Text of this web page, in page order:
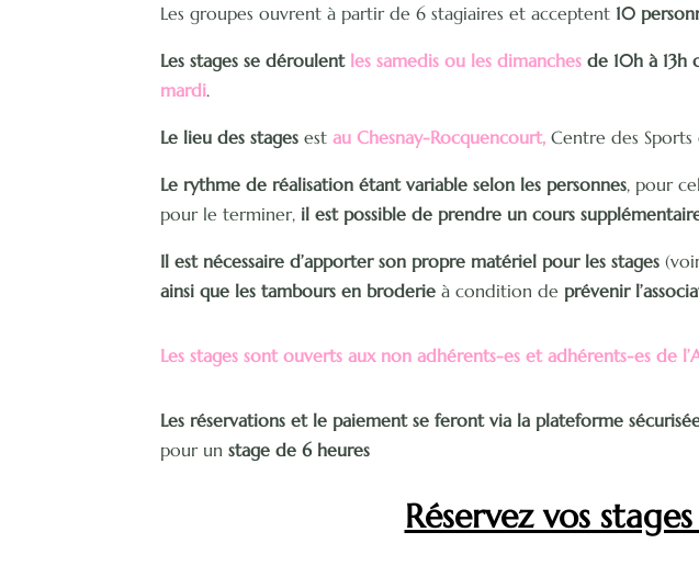
Les groupes ouvrent à partir de 6 stagiaires et acceptent 10
Les stages se déroulent les samedis ou les dimanches de 10h à 13h
mardi.
Le lieu des stages estau Chesnay-Rocquencourt,Centre des Sports
Le rythme de réalisation étant variable selon les personnes, pour
pour le terminer, il est possible de prendre un cours
Il est nécessaire d’apporter son propre matériel pour les stages
ainsi que les tambours en broderie à condition de prévenir
Les stages sont ouverts aux non adhérents-es et adhérents-es de
Les réservations et le paiement se feront via la plateforme
pour unstage de 6 heures
Réservez vos